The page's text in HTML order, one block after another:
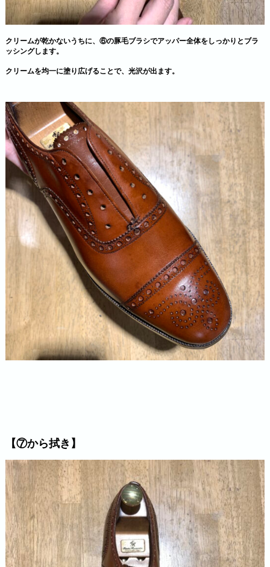
クリームが乾かないうちに、⑥の豚毛ブラシでアッパー全体をしっかりとブラ
ッシングします。
クリームを均一に塗り広げることで、光沢が出ます。
【⑦から拭き】